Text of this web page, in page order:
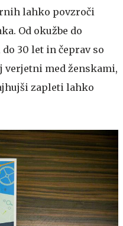
lahko povzroči
Od okužbe do
30 let in čeprav so
med ženskami,
zapleti lahko